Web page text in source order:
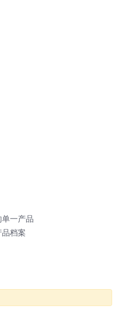
一产品
档案